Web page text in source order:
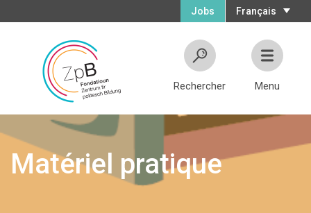
Français
Jobs
Rechercher Menu
Matériel pratique